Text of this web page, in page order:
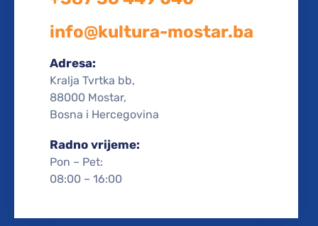
info@kultura-mostar.ba
Adresa:
Kralja Tvrtka bb,
88000 Mostar,
Bosna i Hercegovina
Radno vrijeme:
Pon – Pet:
08:00 – 16:00